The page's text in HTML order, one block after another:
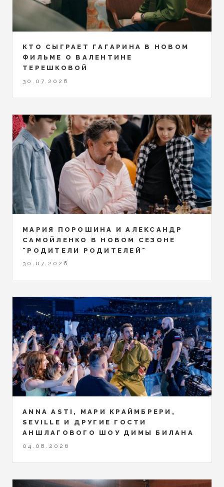
КТО СЫГРАЕТ ГАГАРИНА В НОВОМ
ФИЛЬМЕ О ВАЛЕНТИНЕ
ТЕРЕШКОВОЙ
30.07.2026
МАРИЯ ПОРОШИНА И АЛЕКСАНДР
САМОЙЛЕНКО В НОВОМ СЕЗОНЕ
"РОДИТЕЛИ РОДИТЕЛЕЙ"
30.07.2026
ANNA ASTI, МАРИ КРАЙМБРЕРИ,
SEVILLE И ДРУГИЕ ГОСТИ
АНШЛАГОВОГО ШОУ ДИМЫ БИЛАНА
04.08.2026